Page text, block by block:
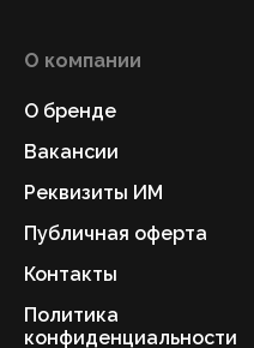
О компании
О бренде
Вакансии
Реквизиты ИМ
Публичная оферта
Контакты
Политика
конфиденциальности